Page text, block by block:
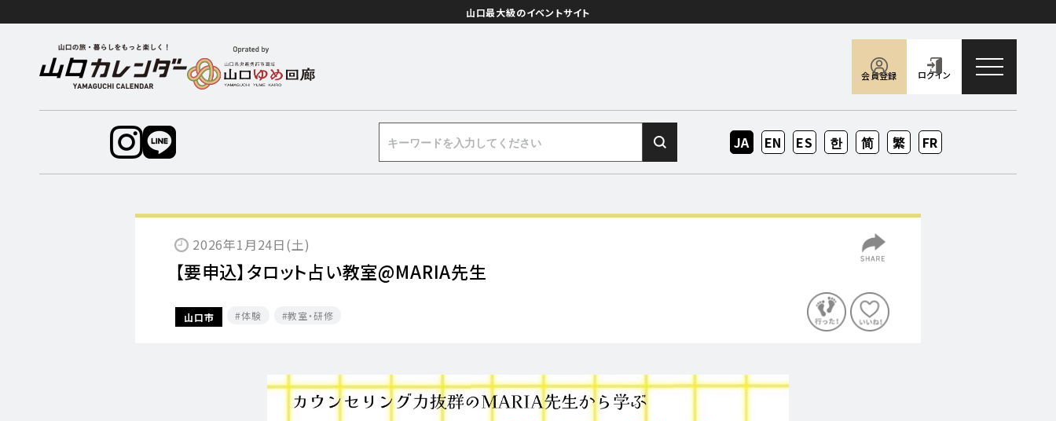
山口最大級のイベントサイト
会員登録 ログイン toggle
ZH-
ZH-
EN FR
JA KO
ES
2026年1月24日(土)
【要申込】タロット占い教室@MARIA先生
山口市 体験 教室・研修